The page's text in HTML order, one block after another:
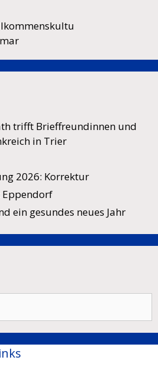
trifft Brieffreundinnen und
in Trier
2026: Korrektur
ein gesundes neues Jahr